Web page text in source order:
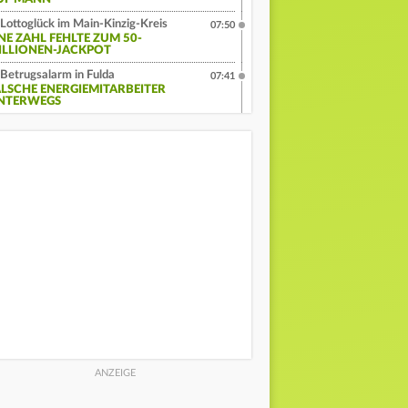
Lottoglück im Main-Kinzig-Kreis
ZAHL FEHLTE ZUM 50-
JACKPOT
07:50
Betrugsalarm in Fulda
ENERGIEMITARBEITER
07:41